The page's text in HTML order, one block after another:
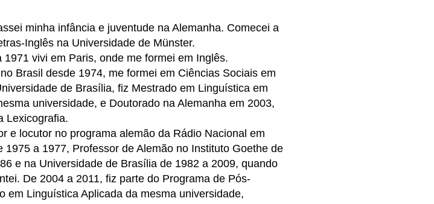
minha infância e juventude na Alemanha. Comecei a
Inglês na Universidade de Münster.
1971 vivi em Paris, onde me formei em Inglês.
Brasil desde 1974, me formei em Ciências Sociais em
de Brasília, fiz Mestrado em Linguística em
universidade, e Doutorado na Alemanha em 2003,
Lexicografia.
e locutor no programa alemão da Rádio Nacional em
1975 a 1977, Professor de Alemão no Instituto Goethe de
e na Universidade de Brasília de 1982 a 2009, quando
De 2004 a 2011, fiz parte do Programa de Pós-
em Linguística Aplicada da mesma universidade,